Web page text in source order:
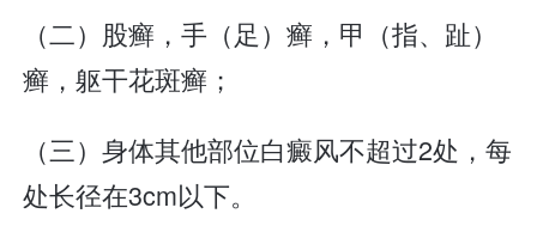
（二）股癣，手（足）癣，甲（指、趾）
癣，躯干花斑癣；
（三）身体其他部位白癜风不超过2处，每
处长径在3cm以下。